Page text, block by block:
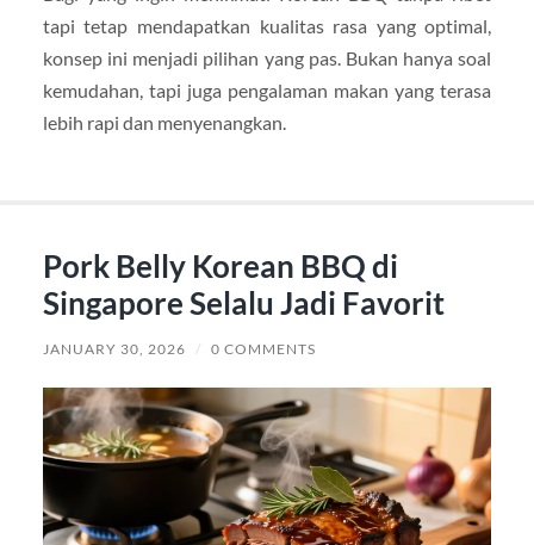
tapi tetap mendapatkan kualitas rasa yang optimal,
konsep ini menjadi pilihan yang pas. Bukan hanya soal
kemudahan, tapi juga pengalaman makan yang terasa
lebih rapi dan menyenangkan.
Pork Belly Korean BBQ di
Singapore Selalu Jadi Favorit
JANUARY 30, 2026 / 0 COMMENTS